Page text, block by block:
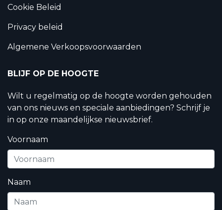
Cookie Beleid
Privacy beleid
Algemene Verkoopsvoorwaarden
BLIJF OP DE HOOGTE
Wilt u regelmatig op de hoogte worden gehouden
van ons nieuws en speciale aanbiedingen? Schrijf je
in op onze maandelijkse nieuwsbrief.
Voornaam
Naam